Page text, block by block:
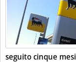
seguito cinque